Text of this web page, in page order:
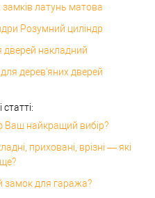
латунь матова
Розумний циліндр
дверей накладний
дерев'яних дверей
Ваш найкращий вибір?
приховані, врізні — які
замок для гаража?